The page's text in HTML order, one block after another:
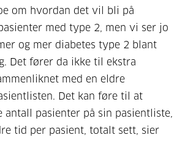
om hvordan det vil bli på
med type 2, men vi ser jo
og mer diabetes type 2 blant
Det fører da ikke til ekstra
med en eldre
Det kan føre til at
antall pasienter på sin pasientliste,
tid per pasient, totalt sett, sier